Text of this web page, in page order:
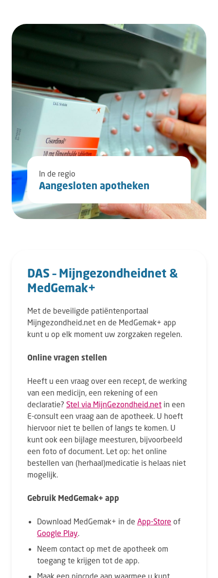
In de regio
Aangesloten apotheken
DAS – Mijngezondheidnet &
MedGemak+
Met de beveiligde patiëntenportaal
Mijngezondheid.net en de MedGemak+ app
kunt u op elk moment uw zorgzaken regelen.
Online vragen stellen
Heeft u een vraag over een recept, de werking
van een medicijn, een rekening of een
declaratie? Stel via MijnGezondheid.net in een
E-consult een vraag aan de apotheek. U hoeft
hiervoor niet te bellen of langs te komen. U
kunt ook een bijlage meesturen, bijvoorbeeld
een foto of document. Let op: het online
bestellen van (herhaal)medicatie is helaas niet
mogelijk.
Gebruik MedGemak+ app
Download MedGemak+ in de App-Store of
Google Play.
Neem contact op met de apotheek om
toegang te krijgen tot de app.
Maak een pincode aan waarmee u kunt